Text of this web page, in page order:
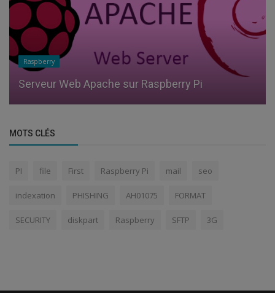
Raspberry
Serveur Web Apache sur Raspberry Pi
MOTS CLÉS
PI file First Raspberry Pi mail seo
indexation PHISHING AH01075 FORMAT
SECURITY diskpart Raspberry SFTP 3G